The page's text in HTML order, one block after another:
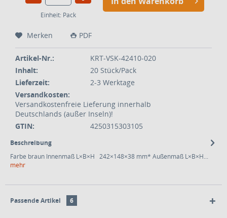
Einheit: Pack
Merken PDF
Artikel-Nr.:
KRT-VSK-42410-020
Inhalt:
20 Stück/Pack
Lieferzeit:
2-3 Werktage
Versandkosten:
Versandkostenfreie Lieferung innerhalb
Deutschlands (außer Inseln)!
GTIN:
4250315303105
Beschreibung
Farbe braun Innenmaß L×B×H 242×148×38 mm* Außenmaß L×B×H...
mehr
Passende Artikel 6